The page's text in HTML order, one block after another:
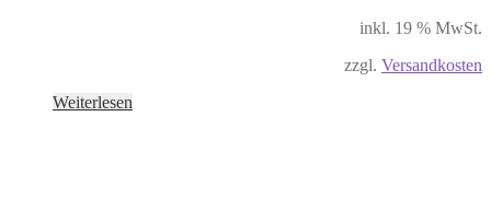
inkl. 19 % MwSt.
zzgl. Versandkosten
Weiterlesen